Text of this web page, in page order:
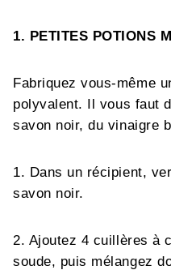
1. PETITES POTIONS
Fabriquez vous-même
polyvalent. Il vous faut
savon noir, du vinaigre
1. Dans un récipient,
savon noir.
2. Ajoutez 4 cuillères à
soude, puis mélangez